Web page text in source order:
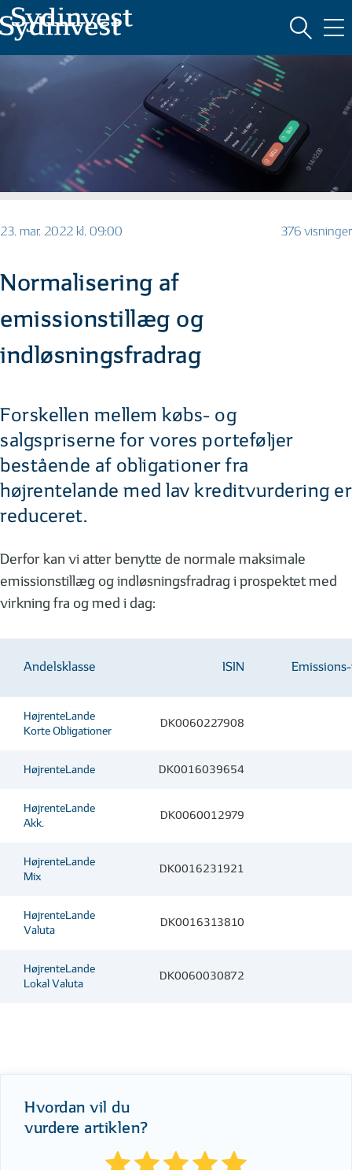
MARKEDSFØRINGSMATERIALE
23. mar. 2022 kl. 09:00 376 visninger
Normalisering af
emissionstillæg og
indløsningsfradrag
Forskellen mellem købs- og
salgspriserne for vores porteføljer
bestående af obligationer fra
højrentelande med lav kreditvurdering er
reduceret.
Derfor kan vi atter benytte de normale maksimale
emissionstillæg og indløsningsfradrag i prospektet med
virkning fra og med i dag:
Andelsklasse ISIN
HøjrenteLande
Korte Obligationer
DK0060227908
HøjrenteLande DK0016039654
HøjrenteLande
Akk.
DK0060012979
HøjrenteLande
Mix
DK0016231921
HøjrenteLande
Valuta
DK0016313810
HøjrenteLande
Lokal Valuta
DK0060030872
Hvordan vil du
vurdere artiklen?